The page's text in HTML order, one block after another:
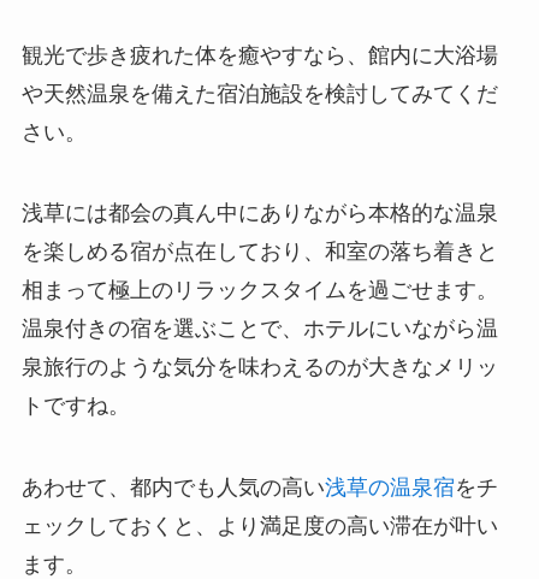
観光で歩き疲れた体を癒やすなら、館内に大浴場
や天然温泉を備えた宿泊施設を検討してみてくだ
さい。
浅草には都会の真ん中にありながら本格的な温泉
を楽しめる宿が点在しており、和室の落ち着きと
相まって極上のリラックスタイムを過ごせます。
温泉付きの宿を選ぶことで、ホテルにいながら温
泉旅行のような気分を味わえるのが大きなメリッ
トですね。
あわせて、都内でも人気の高い浅草の温泉宿をチ
ェックしておくと、より満足度の高い滞在が叶い
ます。